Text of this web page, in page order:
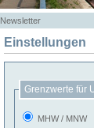
Newsletter
Einstellungen
Grenzwerte für
MHW / MNW